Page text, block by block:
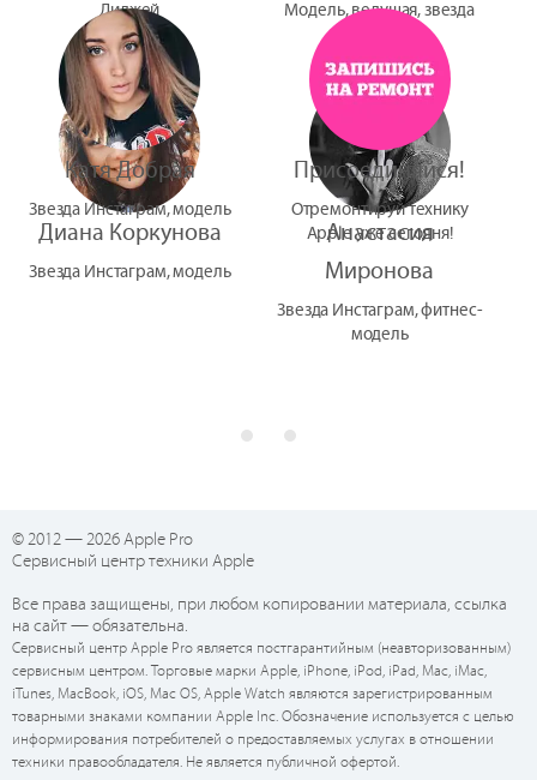
Диджей
Модель, ведущая, звезда
Диана Коркунова
Звезда Инстаграм, модель
Анастасия
Миронова
Звезда Инстаграм, фитнес-
модель
Катя Добрая
Звезда Инстаграм, модель
Присоединяйся!
Отремонтируй технику
Apple уже сегодня!
© 2012 — 2026 Apple Pro
Сервисный центр техники Apple
Все права защищены, при любом копировании материала, ссылка
на сайт — обязательна.
Сервисный центр Apple Pro является постгарантийным (неавторизованным)
сервисным центром. Торговые марки Apple, iPhone, iPod, iPad, Mac, iMac,
iTunes, MacBook, iOS, Mac OS, Apple Watch являются зарегистрированным
товарными знаками компании Apple Inc. Обозначение используется с целью
информирования потребителей о предоставляемых услугах в отношении
техники правообладателя. Не является публичной офертой.